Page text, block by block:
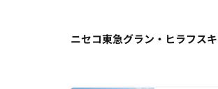
ニセコ東急グラン・ヒラフス